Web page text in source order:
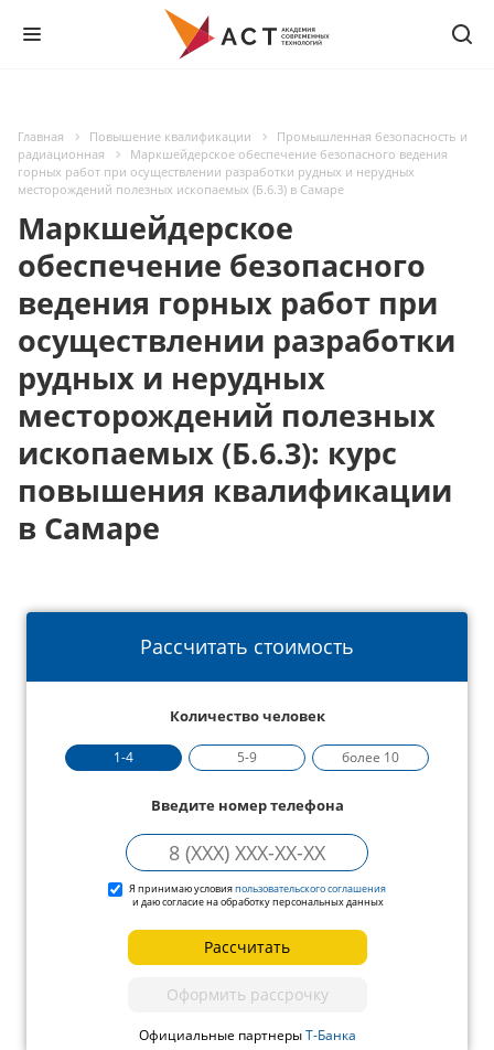
Главная Повышение квалификации
Промышленная безопасность и
радиационная
Маркшейдерское обеспечение безопасного ведения
горных работ при осуществлении разработки рудных и нерудных
месторождений полезных ископаемых (Б.6.3) в Самаре
Маркшейдерское
обеспечение безопасного
ведения горных работ при
осуществлении разработки
рудных и нерудных
месторождений полезных
ископаемых (Б.6.3): курс
повышения квалификации
в Самаре
Рассчитать стоимость
Количество человек
1-4 5-9 более 10
Введите номер телефона
Я принимаю условияпользовательского соглашения
и даю согласие на обработку персональных данных
Рассчитать
Оформить рассрочку
Официальные партнерыТ-Банка